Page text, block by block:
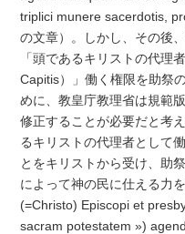
triplici munere sacerdotis,
の文章）。しかし、その後
「頭であるキリストの代理
Capitis）」働く権限を助祭
めに、教皇庁教理省は規範
修正することが必要だと考
るキリストの代理者として
とをキリストから受け、助
によって神の民に仕える力
(=Christo) Episcopi et
sacram potestatem »)